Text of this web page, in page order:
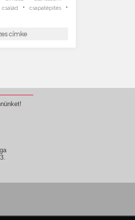
család •csapatépítés •
címke